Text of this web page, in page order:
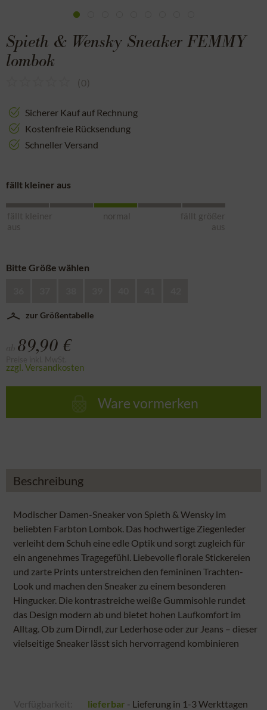
Spieth & Wensky Sneaker FEMMY
lombok
(0)
Sicherer Kauf auf Rechnung
Kostenfreie Rücksendung
Schneller Versand
fällt kleiner aus
fällt kleiner
aus
normal
fällt größer
aus
Bitte Größe wählen
zur Größentabelle
89,90 €
zzgl. Versandkosten
Ware vormerken
Beschreibung
Modischer Damen-Sneaker von Spieth & Wensky im
beliebten Farbton Lombok. Das hochwertige Ziegenleder
verleiht dem Schuh eine edle Optik und sorgt zugleich für
ein angenehmes Tragegefühl. Liebevolle florale Stickereien
und zarte Prints unterstreichen den femininen Trachten-
Look und machen den Sneaker zu einem besonderen
Hingucker. Die kontrastreiche weiße Gummisohle rundet
das Design modern ab und bietet hohen Laufkomfort im
Alltag. Ob zum Dirndl, zur Lederhose oder zur Jeans – dieser
vielseitige Sneaker lässt sich hervorragend kombinieren
lieferbar - Lieferung in 1-3 Werkttagen